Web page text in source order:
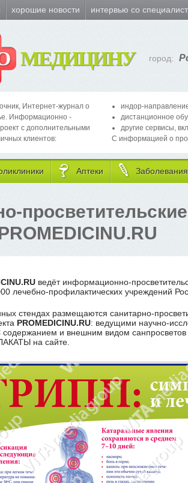
хорошие новости интервью со
МЕДИЦИНУ город:
Интернет-журнал о
Информационно -
с дополнительными
клиентов:
индор-
дистанционное
другие сервисы,
С информацией о
Аптеки Заболевания
ведёт информационно-
лечебно-профилактических учреждений
стендах размещаются санитарно-
PROMEDICINU.RU: ведущими научно-
и внешним видом санпросветов
на сайте.